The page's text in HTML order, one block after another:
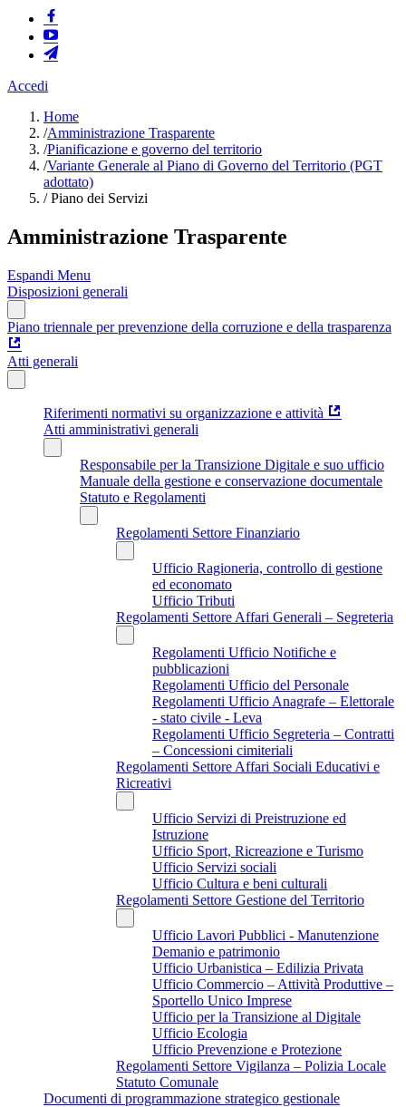
Accedi
Home
/Amministrazione Trasparente
/Pianificazione e governo del territorio
/Variante Generale al Piano di Governo del Territorio (PGT
adottato)
/Piano dei Servizi
Amministrazione Trasparente
Espandi Menu
Disposizioni generali
Piano triennale per prevenzione della corruzione e della trasparenza
Atti generali
Riferimenti normativi su organizzazione e attività
Atti amministrativi generali
Responsabile per la Transizione Digitale e suo ufficio
Manuale della gestione e conservazione documentale
Statuto e Regolamenti
Regolamenti Settore Finanziario
Ufficio Ragioneria, controllo di gestione
ed economato
Ufficio Tributi
Regolamenti Settore Affari Generali – Segreteria
Regolamenti Ufficio Notifiche e
pubblicazioni
Regolamenti Ufficio del Personale
Regolamenti Ufficio Anagrafe – Elettorale
- stato civile - Leva
Regolamenti Ufficio Segreteria – Contratti
– Concessioni cimiteriali
Regolamenti Settore Affari Sociali Educativi e
Ricreativi
Ufficio Servizi di Preistruzione ed
Istruzione
Ufficio Sport, Ricreazione e Turismo
Ufficio Servizi sociali
Ufficio Cultura e beni culturali
Regolamenti Settore Gestione del Territorio
Ufficio Lavori Pubblici - Manutenzione
Demanio e patrimonio
Ufficio Urbanistica – Edilizia Privata
Ufficio Commercio – Attività Produttive –
Sportello Unico Imprese
Ufficio per la Transizione al Digitale
Ufficio Ecologia
Ufficio Prevenzione e Protezione
Regolamenti Settore Vigilanza – Polizia Locale
Statuto Comunale
Documenti di programmazione strategico gestionale